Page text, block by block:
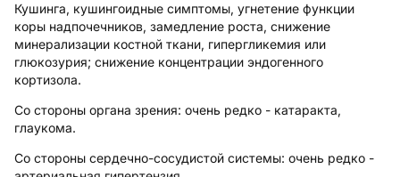
Кушинга, кушингоидные симптомы, угнетение функции
коры надпочечников, замедление роста, снижение
минерализации костной ткани, гипергликемия или
глюкозурия; снижение концентрации эндогенного
кортизола.
Со стороны органа зрения: очень редко - катаракта,
глаукома.
Со стороны сердечно-сосудистой системы: очень редко -